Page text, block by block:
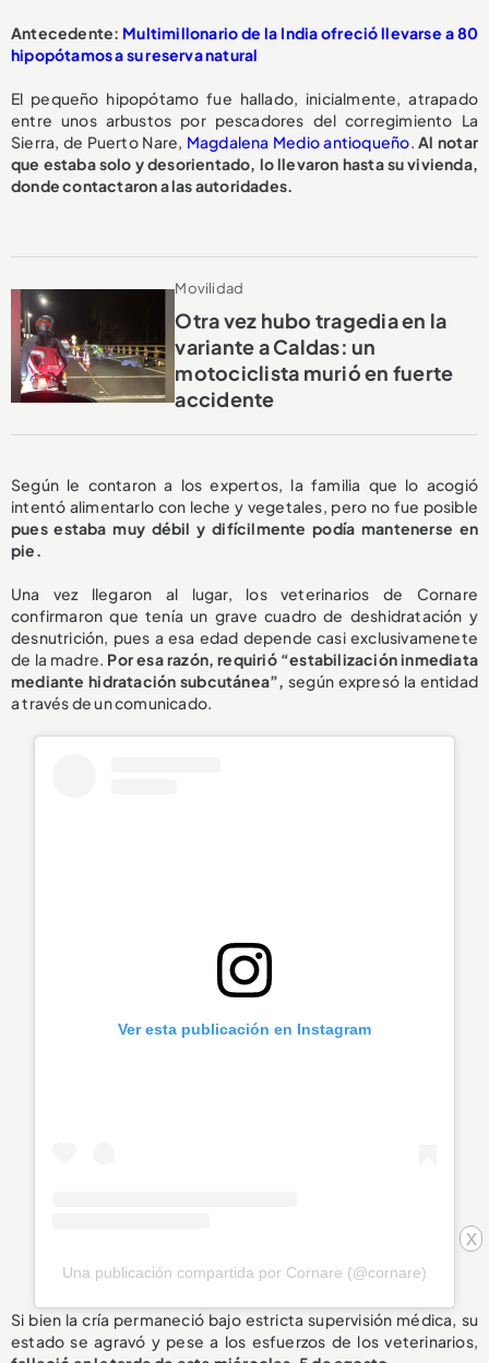
x
Antecedente: Multimillonario de la India ofreció llevarse a 80
hipopótamos a su reserva natural
El pequeño hipopótamo fue hallado, inicialmente, atrapado
entre unos arbustos por pescadores del corregimiento La
Sierra, de Puerto Nare, Magdalena Medio antioqueño.Al notar
que estaba solo y desorientado, lo llevaron hasta su vivienda,
donde contactaron a las autoridades.
Movilidad
Otra vez hubo tragedia en la
variante a Caldas: un
motociclista murió en fuerte
accidente
Según le contaron a los expertos, la familia que lo acogió
intentó alimentarlo con leche y vegetales, pero no fue posible
pues estaba muy débil y difícilmente podía mantenerse en
pie.
Una vez llegaron al lugar, los veterinarios de Cornare
confirmaron que tenía un grave cuadro de deshidratación y
desnutrición, pues a esa edad depende casi exclusivamenete
de la madre. Por esa razón, requirió “estabilización inmediata
mediante hidratación subcutánea”, según expresó la entidad
a través de un comunicado.
Ver esta publicación en Instagram
Una publicación compartida por Cornare (@cornare)
Si bien la cría permaneció bajo estricta supervisión médica, su
estado se agravó y pese a los esfuerzos de los veterinarios,